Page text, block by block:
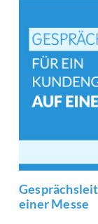
einer Messe